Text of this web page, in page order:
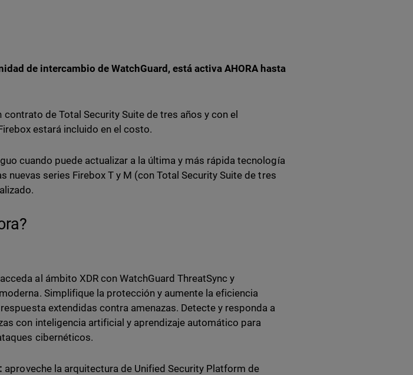
de intercambio de WatchGuard, está activa AHORA hasta
contrato de Total Security Suite de tres años y con el
estará incluido en el costo.
cuando puede actualizar a la última y más rápida tecnología
nuevas series Firebox T y M (con Total Security Suite de tres
acceda al ámbito XDR con WatchGuard ThreatSync y
Simplifique la protección y aumente la eficiencia
extendidas contra amenazas. Detecte y responda a
con inteligencia artificial y aprendizaje automático para
cibernéticos.
aproveche la arquitectura de Unified Security Platform de